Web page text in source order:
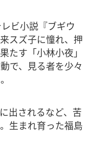
ビ小説『ブギウ
スズ子に憧れ、押
たす「小林小夜」
で、見る者を少々
出されるなど、苦
生まれ育った福島